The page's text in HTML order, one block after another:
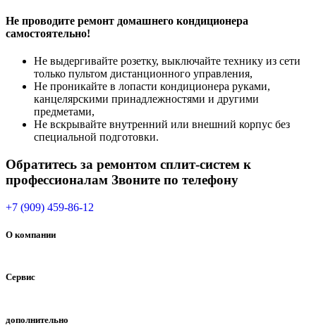
Не проводите ремонт домашнего кондиционера
самостоятельно!
Не выдергивайте розетку, выключайте технику из сети
только пультом дистанционного управления,
Не проникайте в лопасти кондиционера руками,
канцелярскими принадлежностями и другими
предметами,
Не вскрывайте внутренний или внешний корпус без
специальной подготовки.
Обратитесь за ремонтом сплит-систем к
профессионалам Звоните по телефону
+7 (909) 459-86-12
О компании
Сервис
дополнительно